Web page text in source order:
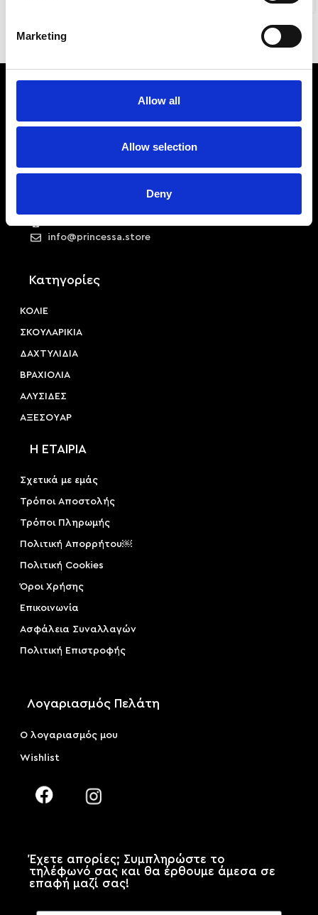
Marketing
Allow all
Allow selection
Deny
info@princessa.store
Κατηγορίες
ΚΟΛΙΕ
ΣΚΟΥΛΑΡΙΚΙΑ
ΔΑΧΤΥΛΙΔΙΑ
ΒΡΑΧΙΟΛΙΑ
ΑΛΥΣΙΔΕΣ
ΑΞΕΣΟΥAΡ
Η ΕΤΑΙΡΙΑ
Σχετικά με εμάς
Τρόποι Αποστολής
Τρόποι Πληρωμής
Πολιτική Απορρήτου￼
Πολιτική Cookies
Όροι Χρήσης
Επικοινωνία
Ασφάλεια Συναλλαγών
Πολιτική Επιστροφής
Λογαριασμός Πελάτη
Ο λογαριασμός μου
Wishlist
Έχετε απορίες; Συμπληρώστε το
τηλέφωνό σας και θα έρθουμε άμεσα σε
επαφή μαζί σας!